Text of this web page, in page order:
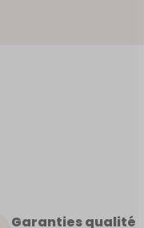
Garanties qualité